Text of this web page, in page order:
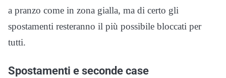
a pranzo come in zona gialla, ma di certo gli
spostamenti resteranno il più possibile bloccati per
tutti.
Spostamenti e seconde case